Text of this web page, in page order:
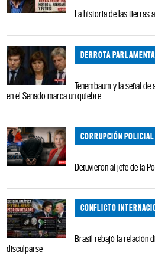
La historia de las tierras
DERROTA
Tenembaum y la señal
en el Senado marca un quiebre
CORRUPCIÓN POLICIAL
Detuvieron al jefe de la
CONFLICTO
Brasil rebajó la relación
disculparse